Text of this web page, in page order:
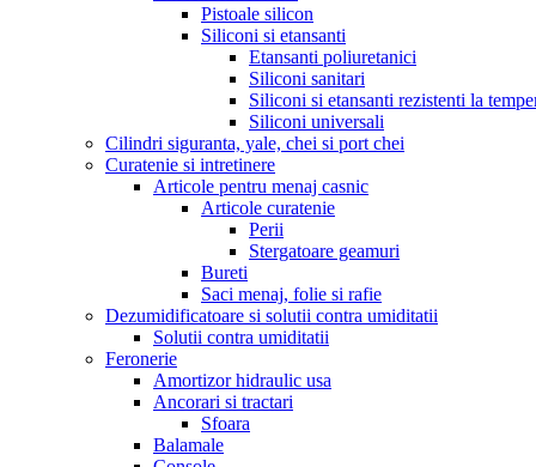
Pistoale silicon
Siliconi si etansanti
Etansanti poliuretanici
Siliconi sanitari
Siliconi si etansanti rezistenti la
Siliconi universali
Cilindri siguranta, yale, chei si port chei
Curatenie si intretinere
Articole pentru menaj casnic
Articole curatenie
Perii
Stergatoare geamuri
Bureti
Saci menaj, folie si rafie
Dezumidificatoare si solutii contra umiditatii
Solutii contra umiditatii
Feronerie
Amortizor hidraulic usa
Ancorari si tractari
Sfoara
Balamale